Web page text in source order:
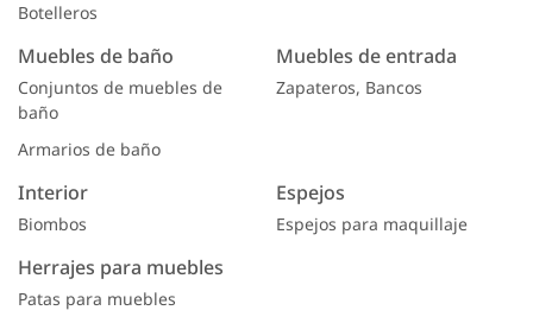
Botelleros
Muebles de baño
Conjuntos de muebles de
baño
Armarios de baño
Muebles de entrada
Zapateros, Bancos
Interior
Biombos
Espejos
Espejos para maquillaje
Herrajes para muebles
Patas para muebles